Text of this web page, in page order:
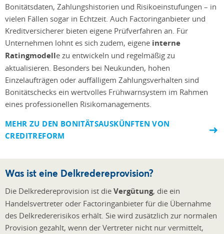
Bonitätsdaten, Zahlungshistorien und Risikoeinstufungen – in
vielen Fällen sogar in Echtzeit. Auch Factoringanbieter und
Kreditversicherer bieten eigene Prüfverfahren an. Für
Unternehmen lohnt es sich zudem, eigene interne
Ratingmodelle zu entwickeln und regelmäßig zu
aktualisieren. Besonders bei Neukunden, hohen
Einzelaufträgen oder auffälligem Zahlungsverhalten sind
Bonitätschecks ein wertvolles Frühwarnsystem im Rahmen
eines professionellen Risikomanagements.
MEHR ZU DEN BONITÄTSAUSKÜNFTEN VON
CREDITREFORM
Was ist eine Delkredereprovision?
Die Delkredereprovision ist die Vergütung, die ein
Handelsvertreter oder Factoringanbieter für die Übernahme
des Delkredererisikos erhält. Sie wird zusätzlich zur normalen
Provision gezahlt, wenn der Vertreter nicht nur vermittelt,